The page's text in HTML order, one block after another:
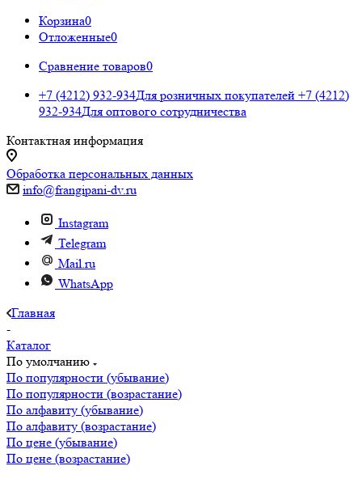
Корзина0
Отложенные0
Сравнение товаров0
+7 (4212) 932-934Для розничных покупателей +7 (4212)
932-934Для оптового сотрудничества
Контактная информация
Обработка персональных данных
info@frangipani-dv.ru
Instagram
Telegram
Mail.ru
WhatsApp
Главная
-
Каталог
По умолчанию
По популярности (убывание)
По популярности (возрастание)
По алфавиту (убывание)
По алфавиту (возрастание)
По цене (убывание)
По цене (возрастание)